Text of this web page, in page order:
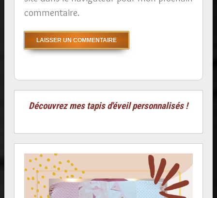
commentaire.
Découvrez mes tapis d'éveil personnalisés !